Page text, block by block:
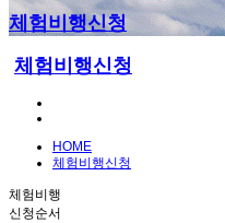
체험비행신청
체험비행신청
HOME
체험비행신청
체험비행
신청순서